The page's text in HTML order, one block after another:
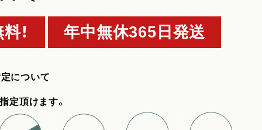
！ 年中無休365日発送
について
定頂けます。